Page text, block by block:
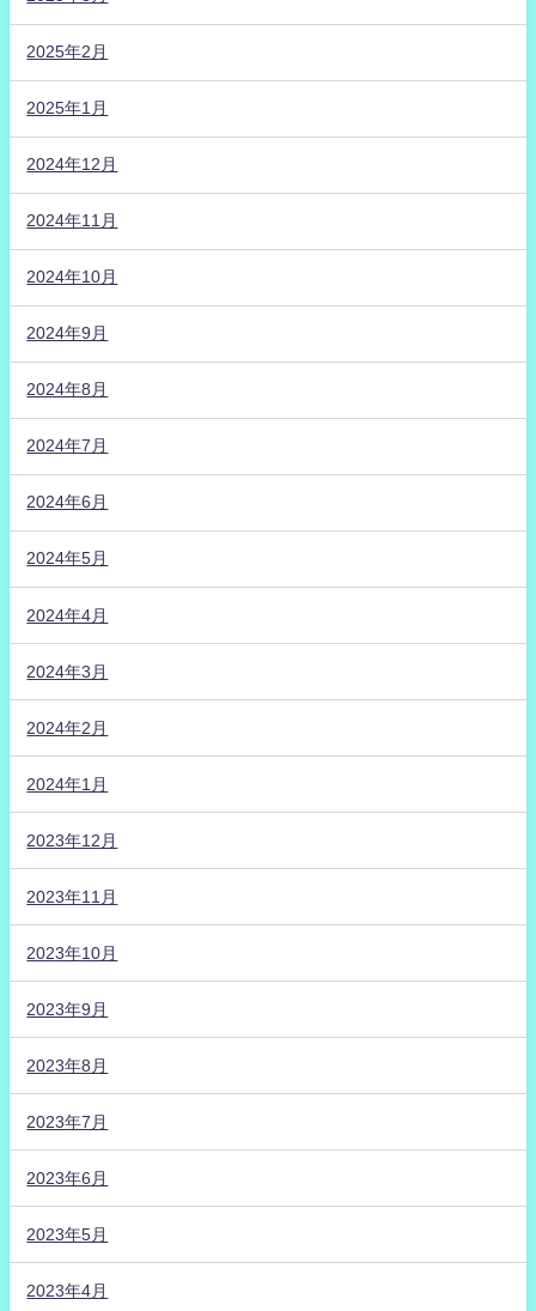
2025年2月
2025年1月
2024年12月
2024年11月
2024年10月
2024年9月
2024年8月
2024年7月
2024年6月
2024年5月
2024年4月
2024年3月
2024年2月
2024年1月
2023年12月
2023年11月
2023年10月
2023年9月
2023年8月
2023年7月
2023年6月
2023年5月
2023年4月